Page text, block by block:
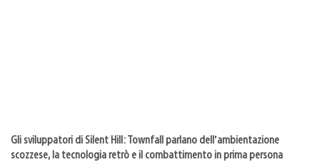
Gli sviluppatori di Silent Hill: Townfall parlano dell’ambientazione
scozzese, la tecnologia retrò e il combattimento in prima persona